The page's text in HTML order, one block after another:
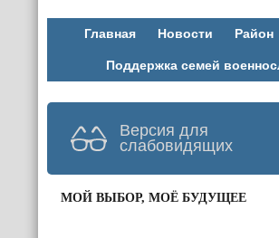
Главная Новости Район
Поддержка семей
Версия для
слабовидящих
МОЙ ВЫБОР, МОЁ БУДУЩЕЕ